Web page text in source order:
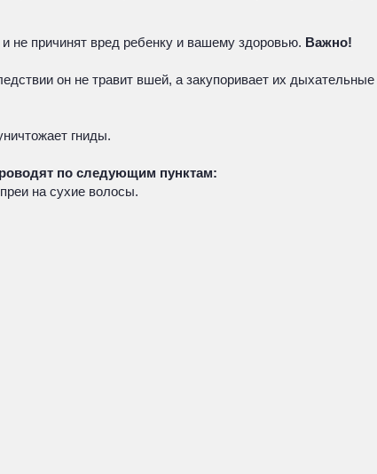
не причинят вред ребенку и вашему здоровью. Важно!
он не травит вшей, а закупоривает их дыхательные
гниды.
по следующим пунктам:
на сухие волосы.